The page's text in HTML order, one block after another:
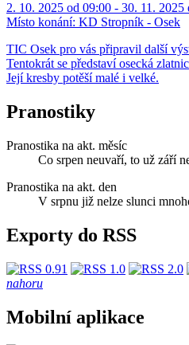
2. 10. 2025 od 09:00 - 30. 11. 2025
Místo konání: KD Stropník - Osek
TIC Osek pro vás připravil další
Tentokrát se představí osecká
Její kresby potěší malé i velké.
Pranostiky
Pranostika na akt. měsíc
Co srpen neuvaří, to už září
Pranostika na akt. den
V srpnu již nelze slunci
Exporty do RSS
nahoru
Mobilní aplikace